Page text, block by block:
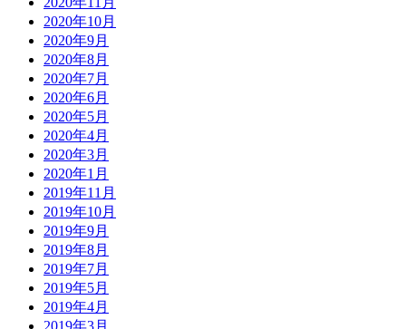
2020年10月
2020年9月
2020年8月
2020年7月
2020年6月
2020年5月
2020年4月
2020年3月
2020年1月
2019年11月
2019年10月
2019年9月
2019年8月
2019年7月
2019年5月
2019年4月